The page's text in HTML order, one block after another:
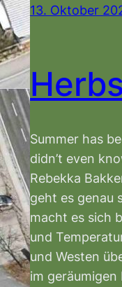
13. Oktober
Summer has
didn’t even
Rebekka
geht es genau
macht es sich
und
und Westen
im